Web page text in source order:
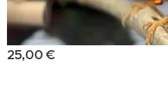
25,00 €